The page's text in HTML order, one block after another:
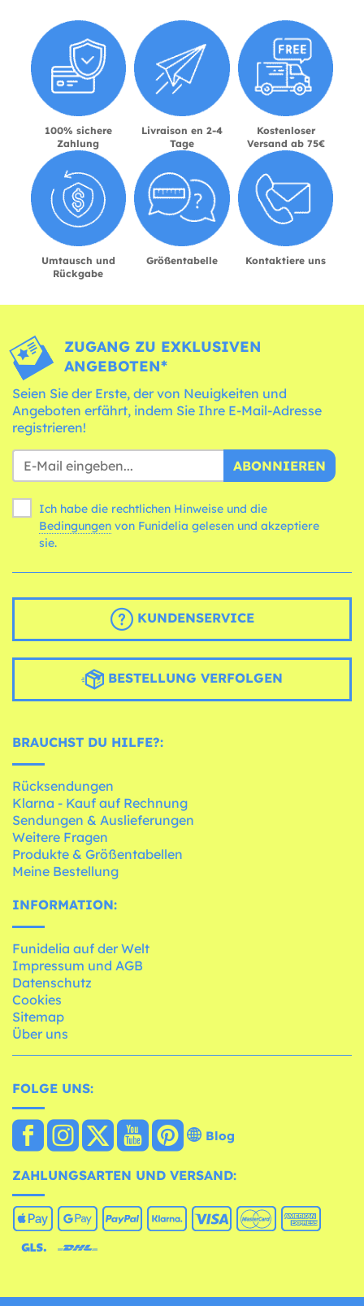
100% sichere
Zahlung
Livraison en 2-4
Tage
Kostenloser
Versand ab 75€
Umtausch und
Rückgabe
Größentabelle Kontaktiere uns
ZUGANG ZU EXKLUSIVEN
ANGEBOTEN*
Seien Sie der Erste, der von Neuigkeiten und
Angeboten erfährt, indem Sie Ihre E-Mail-Adresse
registrieren!
ABONNIEREN
Ich habe die rechtlichen Hinweise und die
Bedingungen
sie.
KUNDENSERVICE
BESTELLUNG VERFOLGEN
BRAUCHST DU HILFE?:
Rücksendungen
Klarna - Kauf auf Rechnung
Sendungen & Auslieferungen
Weitere Fragen
Produkte & Größentabellen
Meine Bestellung
INFORMATION:
Funidelia auf der Welt
Impressum und AGB
Datenschutz
Cookies
Sitemap
Über uns
FOLGE UNS:
Blog
ZAHLUNGSARTEN UND VERSAND: